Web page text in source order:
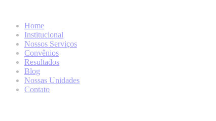
Home
Institucional
Nossos Serviços
Convênios
Resultados
Blog
Nossas Unidades
Contato